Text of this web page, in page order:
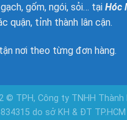
gốm, ngói, sỏi… tại Hóc
quận, tỉnh thành lân cận.
nơi theo từng đơn hàng.
© TPH, Công ty TNHH Thành
do sở KH & ĐT